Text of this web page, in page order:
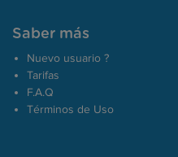
Saber más
Nuevo usuario ?
Tarifas
F.A.Q
Términos de Uso